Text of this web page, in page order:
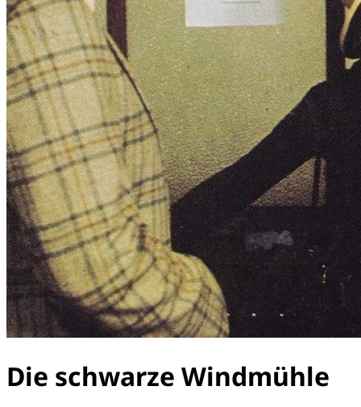
Die schwarze Windmühle